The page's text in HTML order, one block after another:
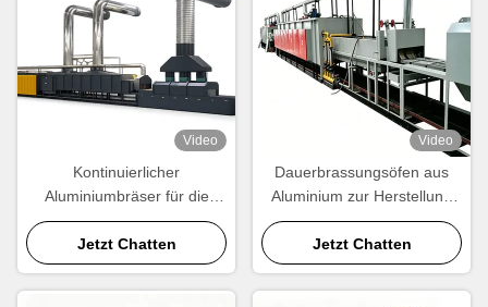
Video
Kontinuierlicher
Aluminiumbräser für die
Produktion von Kühlern und
Kondensatoren -- CE-
zertifiziert
Jetzt Chatten
Video
Dauerbrassungsöfen aus
Aluminium zur Herstellung
von Heizkörpern,
Kondensatoren und
Wärmetauschern
Jetzt Chatten